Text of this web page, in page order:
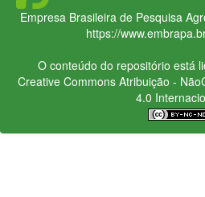
Empresa Brasileira de Pesquisa
https://
O conteúdo do repositório está
Creative CommonsAtribuição -
4.0